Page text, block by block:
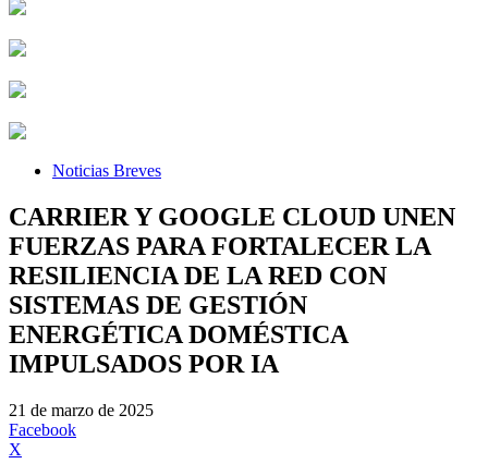
Noticias Breves
CARRIER Y GOOGLE CLOUD UNEN
FUERZAS PARA FORTALECER LA
RESILIENCIA DE LA RED CON
SISTEMAS DE GESTIÓN
ENERGÉTICA DOMÉSTICA
IMPULSADOS POR IA
21 de marzo de 2025
Facebook
X